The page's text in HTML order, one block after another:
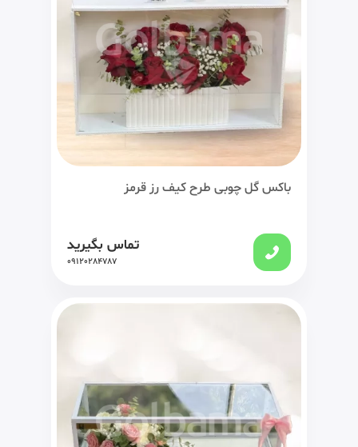
باکس گل چوبی طرح کیف رز قرمز
تماس بگیرید
09120284787